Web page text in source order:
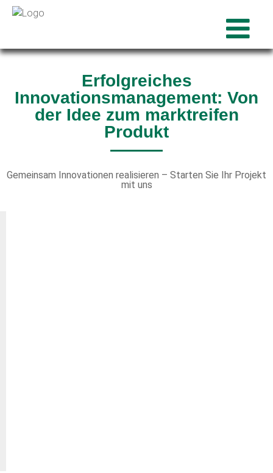
Erfolgreiches
Innovationsmanagement: Von
der Idee zum marktreifen
Produkt
Gemeinsam Innovationen realisieren – Starten Sie Ihr Projekt
mit uns